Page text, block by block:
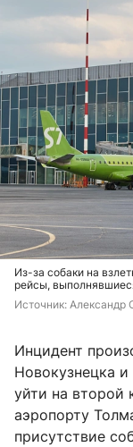
Из-за собаки на
рейсы,
Источник: Александр
Инцидент
Новокузнецка
уйти на второй
аэропорту
присутствие